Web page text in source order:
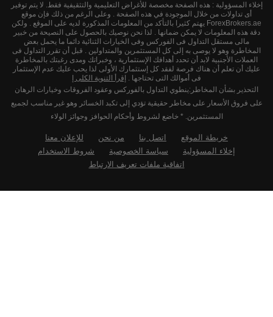
إخلاء المسؤولية : هذه الصفحة مخصصة للأغراض التعليمية والتثقيفية فقط. لا يتم توفير
أى تداولات من خلال الموجودة في هذه الصفحة . وعلى الرغم من ذلك فإن موقع
ForexBrokers.ae يهتم كثيرا بالتأكد من المعلومات المذكورة لديه على الموقع . ولكن
دقة هذه المعلومات لا يمكن ضمانها . لذا نحن نوصيك بالحصول على النصيحة من خبير
مالى مستقل التداول فى الفوركس وفى الخيارات الثنائية دائما ما يحمل بعض
المخاطرة وهو لا يوصى به إلى كل المستثمرين والمتداولين . قبل أن تقرر التداول فى
العملات الأجنبية لابد أن تحدد أهدافك الإستثمارية ، وخبراتك ومدى رغبتك بالمخاطرة
عليك أن تعلم أن هناك فرصة لفقد كل إستثمارك الأولى لذا يحب عليك عدم الإستثمار
فى أموالك التى تحتاجها . إقرأ التنوية الكلى إ
التحذير بشأن المخاطر:ينطوي التداول بالفوركس وعقود الفروقات وخيارات الرهان
على فروق الأسعار على مخاطر حقيقية تؤدي إلى تكبد الخسائر وهو غير مناسب لجميع
المستثمرين. * خاضع لشروط وأحكام الحوافز وجوائز الولاء
خريطة الموقع اتصل بنا من نحن
للإعلان معنا
إخلاء المسؤولية
سياسة الخصوصية
شروط الاستخدام
اتفاقية ملفات تعريف الارتباط